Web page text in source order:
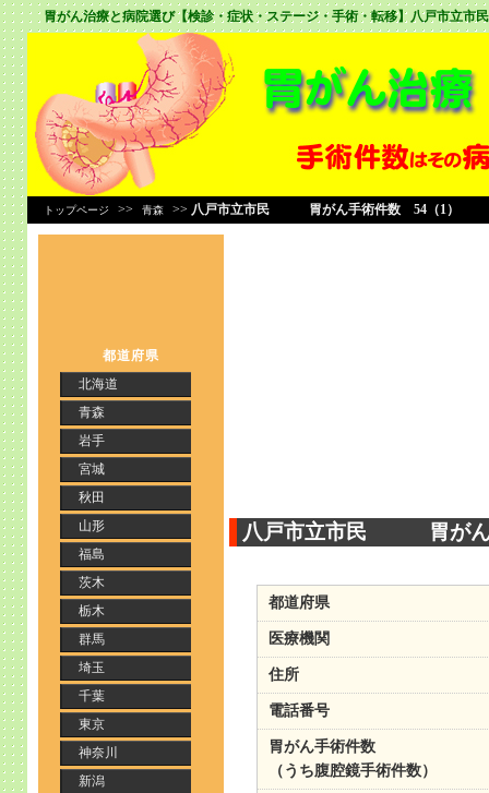
胃がん治療と病院選び【検診・症状・ステージ・手術・転移】 八戸市立市民
トップページ >> 青森 >> 八戸市立市民 胃がん手術件数 54（1）
八戸市立市民 胃がん
都道府県
医療機関
住所
電話番号
胃がん手術件数
（うち腹腔鏡手術件数）
都道府県
北海道
青森
岩手
宮城
秋田
山形
福島
茨木
栃木
群馬
埼玉
千葉
東京
神奈川
新潟